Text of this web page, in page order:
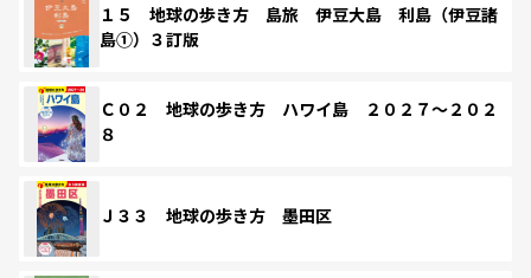
１５ 地球の歩き方 島旅 伊豆大島 利島（伊豆諸
島①）３訂版
Ｃ０２ 地球の歩き方 ハワイ島 ２０２７～２０２
８
Ｊ３３ 地球の歩き方 墨田区